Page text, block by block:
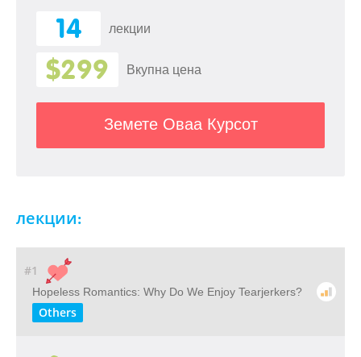
14 лекции
$299 Вкупна цена
Земете Оваа Курсот
лекции:
#1
Hopeless Romantics: Why Do We Enjoy Tearjerkers?
Others